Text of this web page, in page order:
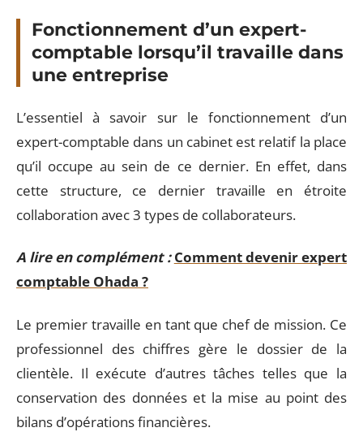
Fonctionnement d’un expert-
comptable lorsqu’il travaille dans
une entreprise
L’essentiel à savoir sur le fonctionnement d’un
expert-comptable dans un cabinet est relatif la place
qu’il occupe au sein de ce dernier. En effet, dans
cette structure, ce dernier travaille en étroite
collaboration avec 3 types de collaborateurs.
A lire en complément : Comment devenir expert
comptable Ohada ?
Le premier travaille en tant que chef de mission. Ce
professionnel des chiffres gère le dossier de la
clientèle. Il exécute d’autres tâches telles que la
conservation des données et la mise au point des
bilans d’opérations financières.